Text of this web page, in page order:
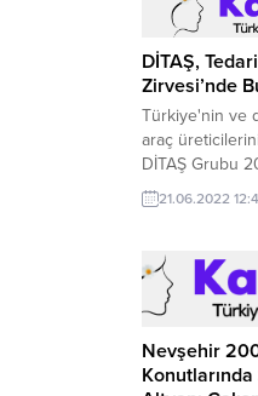
DİTAŞ,
Zirvesi’nde
Türkiye'nin ve
araç
DİTAŞ Grubu
Haziran’da
Zirvesi’ni
21.06.2022
Nevşehir